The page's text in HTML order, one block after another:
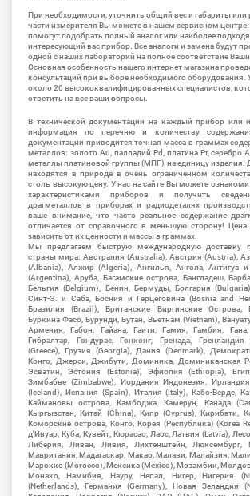
При необходимости, уточнить общий вес и габариты или
части измерителя Вы можете в нашем сервисном
помогут подобрать полный аналог или наиболее
интересующий вас прибор. Все аналоги и замена будут
одной с наших лабораторий на полное соответствие
Основная особенность нашего интернет магазина
консультаций при выборе необходимого оборудования.
около 20 высококвалифицированных специалистов,
ответить на все ваши вопросы.
В технической документации на каждый прибор или
информация по перечню и количеству
документации приводится точная масса в граммах
металлов: золото Au, палладий Pd, платина Pt, серебро
металлы платиновой группы (МПГ) на единицу изделия.
находятся в природе в очень ограниченном
столь высокую цену. У нас на сайте Вы можете
характеристиками приборов и получить
драгметаллов в приборах и радиодеталях
ваше внимание, что часто реальное содержание
отличается от справочного в меньшую сторону! Цена
зависить от их ценности и массы в граммах.
Мы предлагаем быструю международную доставку
страны мира: Австралия (Australia), Австрия (Austria),
(Albania), Алжир (Algeria), Ангилья, Ангола, Антигуа и
(Argentina), Аруба, Багамские острова, Бангладеш,
Бельгия (Belgium), Бенин, Бермуды, Болгария
Синт-Э. и Саба, Босния и Герцеговина (Bosnia and
Бразилия (Brazil), Британские Виргинские Острова,
Буркина Фасо, Бурунди, Бутан, Вьетнам (Vietnam),
Армения, Габон, Гайана, Гаити, Гамия, Гамбия, Гана,
Гибралтар, Гондурас, Гонконг, Гренада, Гренландия
(Greece), Грузия (Georgia), Дания (Denmark),
Конго, Джерси, Джибути, Доминика, Доминиканская
Эсватин, Эстония (Estonia), Эфиопия (Ethiopia),
Зимбабве (Zimbabwe), Иордания Индонезия,
(Iceland), Испания (Spain), Италия (Italy), Кабо-Верде,
Каймановы острова, Камбоджа, Камерун, Канада
Кыргызстан, Китай (China), Кипр (Cyprus), Кирибати,
Коморские острова, Конго, Корея (Республика) (Korea
д'Ивуар, Куба, Кувейт, Кюрасао, Лаос, Латвия (Latvia),
Либерия, Ливан, Ливия, Лихтенштейн, Люксембург,
Мавритания, Мадагаскар, Макао, Малави, Малайзия,
Марокко (Morocco), Мексика (Mexico), Мозамбик,
Монако, Намибия, Науру, Непал, Нигер, Нигерия
(Netherlands), Германия (Germany), Новая Зеландия